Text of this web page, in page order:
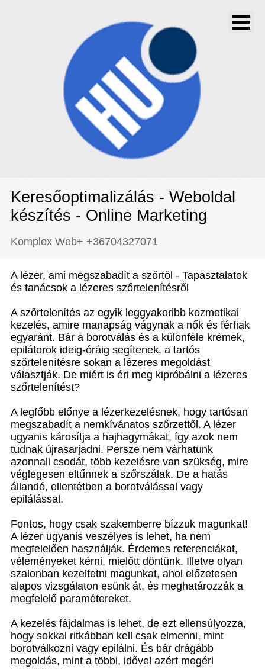
Keresőoptimalizálás - Weboldal
készítés - Online Marketing
Komplex Web+ +36704327071
A lézer, ami megszabadít a szőrtől - Tapasztalatok
és tanácsok a lézeres szőrtelenítésről
A szőrtelenítés az egyik leggyakoribb kozmetikai
kezelés, amire manapság vágynak a nők és férfiak
egyaránt. Bár a borotválás és a különféle krémek,
epilátorok ideig-óráig segítenek, a tartós
szőrtelenítésre sokan a lézeres megoldást
választják. De miért is éri meg kipróbálni a lézeres
szőrtelenítést?
A legfőbb előnye a lézerkezelésnek, hogy tartósan
megszabadít a nemkívánatos szőrzettől. A lézer
ugyanis károsítja a hajhagymákat, így azok nem
tudnak újrasarjadni. Persze nem várhatunk
azonnali csodát, több kezelésre van szükség, mire
véglegesen eltűnnek a szőrszálak. De a hatás
állandó, ellentétben a borotválással vagy
epilálással.
Fontos, hogy csak szakemberre bízzuk magunkat!
A lézer ugyanis veszélyes is lehet, ha nem
megfelelően használják. Érdemes referenciákat,
véleményeket kérni, mielőtt döntünk. Illetve olyan
szalonban kezeltetni magunkat, ahol előzetesen
alapos vizsgálaton esünk át, és meghatározzák a
megfelelő paramétereket.
A kezelés fájdalmas is lehet, de ezt ellensúlyozza,
hogy sokkal ritkábban kell csak elmenni, mint
borotválkozni vagy epilálni. És bár drágább
megoldás, mint a többi, idővel azért megéri